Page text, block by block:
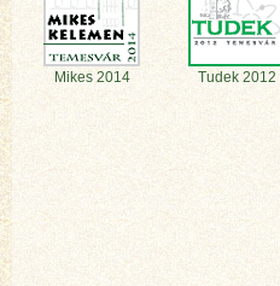
Mikes 2014 Tudek 2012